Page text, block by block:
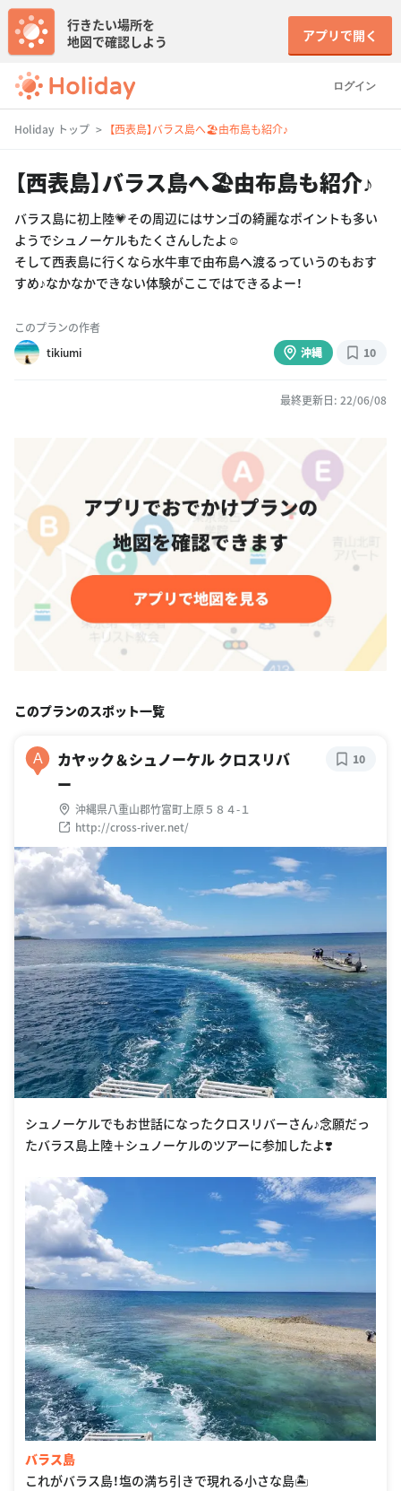
ログイン
行きたい場所を
地図で確認しよう
アプリで開く
Holiday トップ 【西表島】バラス島へ🏖由布島も紹介♪
【西表島】バラス島へ🏖由布島も紹介♪
バラス島に初上陸💗その周辺にはサンゴの綺麗なポイントも多い
ようでシュノーケルもたくさんしたよ☺️
そして西表島に行くなら水牛車で由布島へ渡るっていうのもおす
すめ♪なかなかできない体験がここではできるよー！
このプランの作者
tikiumi
沖縄 10
最終更新日: 22/06/08
このプランのスポット一覧
A
カヤック＆シュノーケル クロスリバ
ー
沖縄県八重山郡竹富町上原５８４-１
http://cross-river.net/
10
シュノーケルでもお世話になったクロスリバーさん♪念願だっ
たバラス島上陸＋シュノーケルのツアーに参加したよ❣️
バラス島
これがバラス島！塩の満ち引きで現れる小さな島🏝